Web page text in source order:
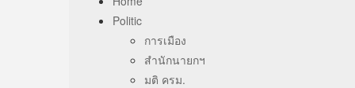
Politic
การเมือง
สำนักนายกฯ
มติ ครม.